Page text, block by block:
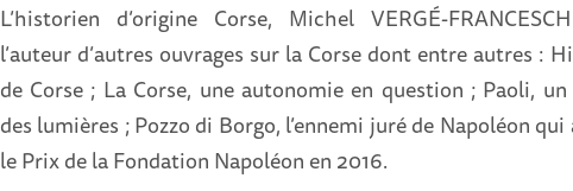
L’historien d’origine Corse, Michel VERGÉ-
l’auteur d’autres ouvrages sur la Corse dont entre autres :
de Corse ; La Corse, une autonomie en question ; Paoli, un
des lumières ; Pozzo di Borgo, l’ennemi juré de Napoléon qui
le Prix de la Fondation Napoléon en 2016.